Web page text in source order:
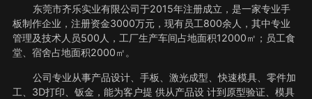
东莞市齐乐实业有限公司于2015年注册成立，是一家专业手
板制作企业，注册资金3000万元，现有员工800余人，其中专业
管理及技术人员500人，工厂生产车间占地面积12000㎡；员工食
堂、宿舍占地面积2000㎡。
公司专业从事产品设计、手板、激光成型、快速模具、零件加
工、3D打印、钣金，能为客户提 供从产品设 计到原型验证、模具